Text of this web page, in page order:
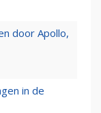
door Apollo,
in de